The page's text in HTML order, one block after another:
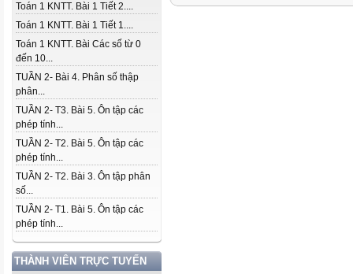
Toán 1 KNTT. Bài 1 Tiết 2....
Toán 1 KNTT. Bài 1 Tiết 1....
Toán 1 KNTT. Bài Các số từ 0
đến 10...
TUẦN 2- Bài 4. Phân số thập
phân...
TUẦN 2- T3. Bài 5. Ôn tập các
phép tính...
TUẦN 2- T2. Bài 5. Ôn tập các
phép tính...
TUẦN 2- T2. Bài 3. Ôn tập phân
số...
TUẦN 2- T1. Bài 5. Ôn tập các
phép tính...
THÀNH VIÊN TRỰC TUYẾN